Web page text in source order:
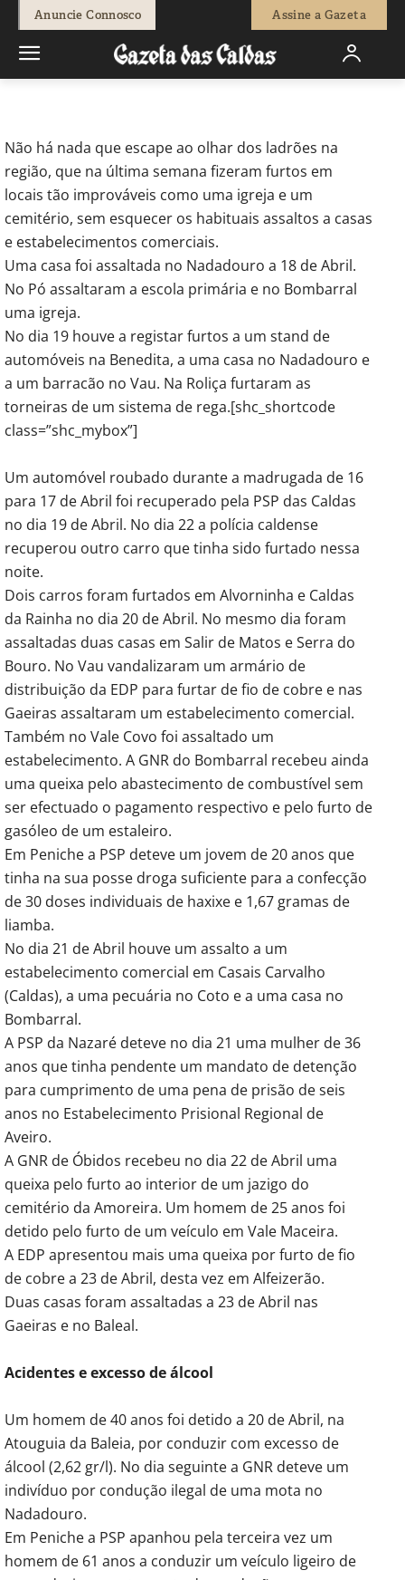
Anuncie Connosco Assine a Gazeta
Pedro Antunes - 623 0
Não há nada que escape ao olhar dos ladrões na
região, que na última semana fizeram furtos em
locais tão improváveis como uma igreja e um
cemitério, sem esquecer os habituais assaltos a casas
e estabelecimentos comerciais.
Uma casa foi assaltada no Nadadouro a 18 de Abril.
No Pó assaltaram a escola primária e no Bombarral
uma igreja.
No dia 19 houve a registar furtos a um stand de
automóveis na Benedita, a uma casa no Nadadouro e
a um barracão no Vau. Na Roliça furtaram as
torneiras de um sistema de rega.[shc_shortcode
class=”shc_mybox”]
Um automóvel roubado durante a madrugada de 16
para 17 de Abril foi recuperado pela PSP das Caldas
no dia 19 de Abril. No dia 22 a polícia caldense
recuperou outro carro que tinha sido furtado nessa
noite.
Dois carros foram furtados em Alvorninha e Caldas
da Rainha no dia 20 de Abril. No mesmo dia foram
assaltadas duas casas em Salir de Matos e Serra do
Bouro. No Vau vandalizaram um armário de
distribuição da EDP para furtar de fio de cobre e nas
Gaeiras assaltaram um estabelecimento comercial.
Também no Vale Covo foi assaltado um
estabelecimento. A GNR do Bombarral recebeu ainda
uma queixa pelo abastecimento de combustível sem
ser efectuado o pagamento respectivo e pelo furto de
gasóleo de um estaleiro.
Em Peniche a PSP deteve um jovem de 20 anos que
tinha na sua posse droga suficiente para a confecção
de 30 doses individuais de haxixe e 1,67 gramas de
liamba.
No dia 21 de Abril houve um assalto a um
estabelecimento comercial em Casais Carvalho
(Caldas), a uma pecuária no Coto e a uma casa no
Bombarral.
A PSP da Nazaré deteve no dia 21 uma mulher de 36
anos que tinha pendente um mandato de detenção
para cumprimento de uma pena de prisão de seis
anos no Estabelecimento Prisional Regional de
Aveiro.
A GNR de Óbidos recebeu no dia 22 de Abril uma
queixa pelo furto ao interior de um jazigo do
cemitério da Amoreira. Um homem de 25 anos foi
detido pelo furto de um veículo em Vale Maceira.
A EDP apresentou mais uma queixa por furto de fio
de cobre a 23 de Abril, desta vez em Alfeizerão.
Duas casas foram assaltadas a 23 de Abril nas
Gaeiras e no Baleal.
Acidentes e excesso de álcool
Um homem de 40 anos foi detido a 20 de Abril, na
Atouguia da Baleia, por conduzir com excesso de
álcool (2,62 gr/l). No dia seguinte a GNR deteve um
indivíduo por condução ilegal de uma mota no
Nadadouro.
Em Peniche a PSP apanhou pela terceira vez um
homem de 61 anos a conduzir um veículo ligeiro de